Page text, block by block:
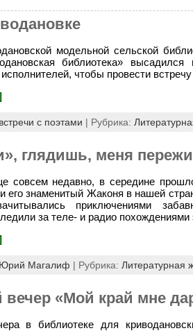
модельной сельской
библиотека»
чтобы провести
встречи с поэтами | Рубрика:
глядишь, меня
совсем недавно, в середине
знаменитый Жаконя в нашей
приключениями
за теле- и радио похождениями
Юрий Магалиф | Рубрика: Литературная
вечер «Мой край мне
в библиотеке для